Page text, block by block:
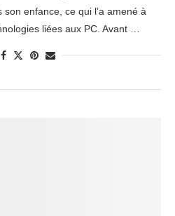
enfance, ce qui l’a amené à
liées aux PC. Avant …